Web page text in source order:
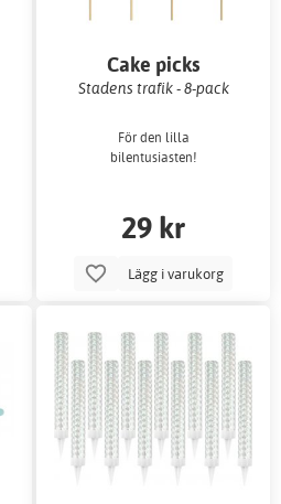
Cake picks
Stadens trafik - 8-pack
För den lilla
bilentusiasten!
29 kr
Lägg i varukorg